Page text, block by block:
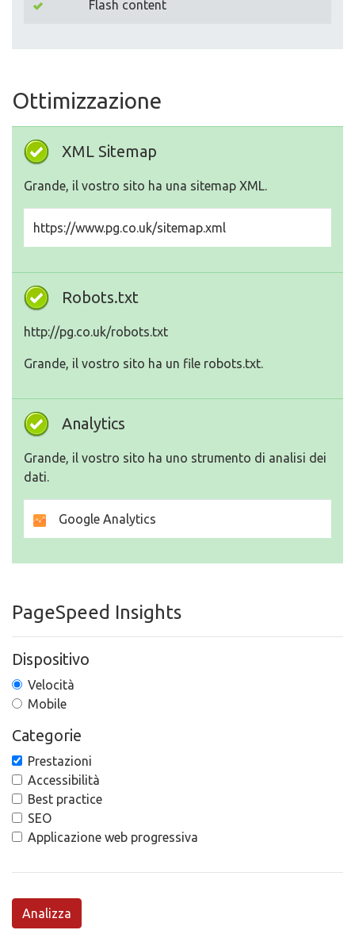
Flash content
Ottimizzazione
XML Sitemap
Grande, il vostro sito ha una sitemap XML.
https://www.pg.co.uk/sitemap.xml
Robots.txt
http://pg.co.uk/robots.txt
Grande, il vostro sito ha un file robots.txt.
Analytics
Grande, il vostro sito ha uno strumento di analisi dei
dati.
Google Analytics
PageSpeed Insights
Dispositivo
Velocità
Mobile
Categorie
Prestazioni
Accessibilità
Best practice
SEO
Applicazione web progressiva
Analizza